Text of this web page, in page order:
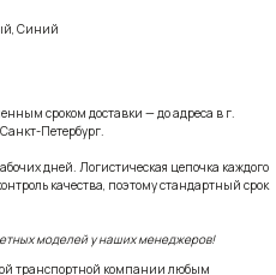
Синий
сроком доставки — до адреса в г.
Петербург.
дней. Логистическая цепочка каждого
качества, поэтому стандартный срок
моделей у наших менеджеров!
транспортной компании любым